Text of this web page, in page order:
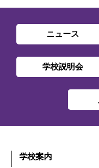
ニュース
学校説明会
学校案内